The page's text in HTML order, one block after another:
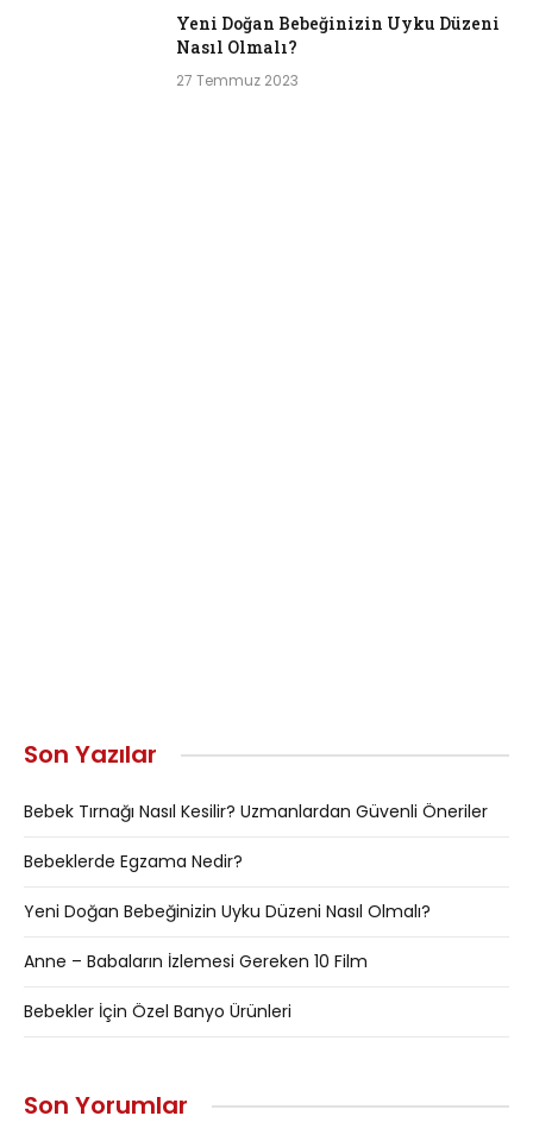
Yeni Doğan Bebeğinizin Uyku Düzeni
Nasıl Olmalı?
27 Temmuz 2023
Son Yazılar
Bebek Tırnağı Nasıl Kesilir? Uzmanlardan Güvenli Öneriler
Bebeklerde Egzama Nedir?
Yeni Doğan Bebeğinizin Uyku Düzeni Nasıl Olmalı?
Anne – Babaların İzlemesi Gereken 10 Film
Bebekler İçin Özel Banyo Ürünleri
Son Yorumlar